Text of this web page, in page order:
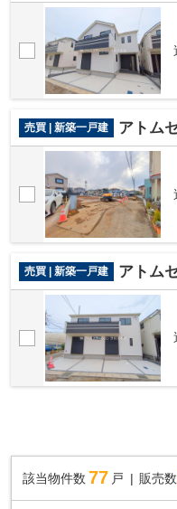
売買 | 新築一戸建 アトムセ
売買 | 新築一戸建 アトムセ
該当物件数 77 戸 販売数